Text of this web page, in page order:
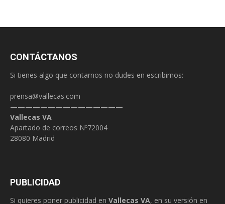
CONTÁCTANOS
Si tienes algo que contarnos no dudes en escribirnos:
prensa@vallecas.com
———————————————
Vallecas VA
Apartado de correos Nº72004
28080 Madrid
PUBLICIDAD
Si quieres poner publicidad en Vallecas VA, en su versión en